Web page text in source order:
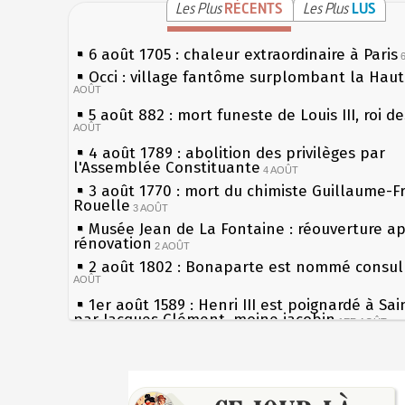
Les PlusRÉCENTS Les Plus LUS
6 août 1705 : chaleur extraordinaire à Paris
Occi : village fantôme surplombant la
AOÛT
5 août 882 : mort funeste de Louis III, roi
AOÛT
4 août 1789 : abolition des privilèges par
l'Assemblée Constituante 4 AOÛT
3 août 1770 : mort du chimiste Guillaume-
Rouelle 3 AOÛT
Musée Jean de La Fontaine : réouverture
rénovation 2 AOÛT
2 août 1802 : Bonaparte est nommé
AOÛT
1er août 1589 : Henri III est poignardé à
par Jacques Clément, moine jacobin 1ER AOÛT
Chocolat Poulain 30 JUILLET
les siècles